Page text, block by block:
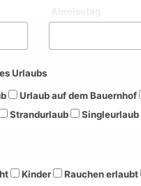
Urlaubs
Urlaub auf dem Bauernhof
Strandurlaub Singleurlaub
Kinder Rauchen erlaubt